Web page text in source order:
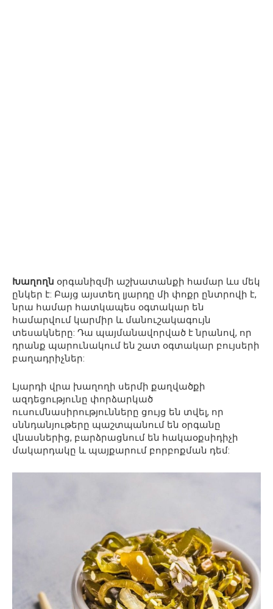
Խաղողն օրգանիզմի աշխատանքի համար ևս մեկ
ընկեր է: Բայց այստեղ լյարդը մի փոքր ընտրովի է,
նրա համար հատկապես օգտակար են
համարվում կարմիր և մանուշակագույն
տեսակները: Դա պայմանավորված է նրանով, որ
դրանք պարունակում են շատ օգտակար բույսերի
բաղադրիչներ:
Լյարդի վրա խաղողի սերմի քաղվածքի
ազդեցությունը փորձարկած
ուսումնասիրությունները ցույց են տվել, որ
սննդանյութերը պաշտպանում են օրգանը
վնասներից, բարձրացնում են հակաօքսիդիչի
մակարդակը և պայքարում բորբոքման դեմ: